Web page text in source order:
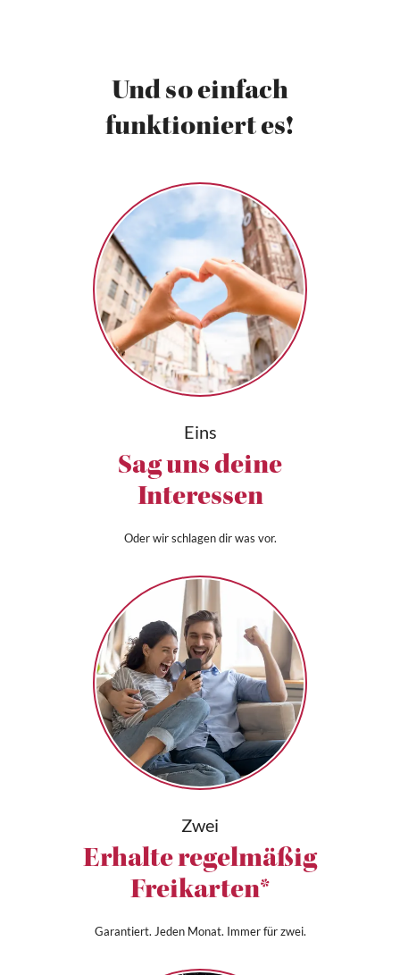
Und so einfach
funktioniert es!
Eins
Sag uns deine
Interessen
Oder wir schlagen dir was vor.
Zwei
Erhalte regelmäßig
Freikarten*
Garantiert. Jeden Monat. Immer für zwei.